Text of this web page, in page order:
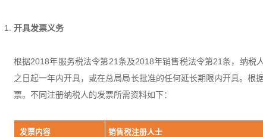
开具发票义务
根据2018年服务税法令第21条及2018年销售税法令第21条，纳税
之日起一年内开具，或在总局局长批准的任何延长期限内开具。
票。不同注册纳税人的发票所需资料如下：
发票内容 销售税注册人士